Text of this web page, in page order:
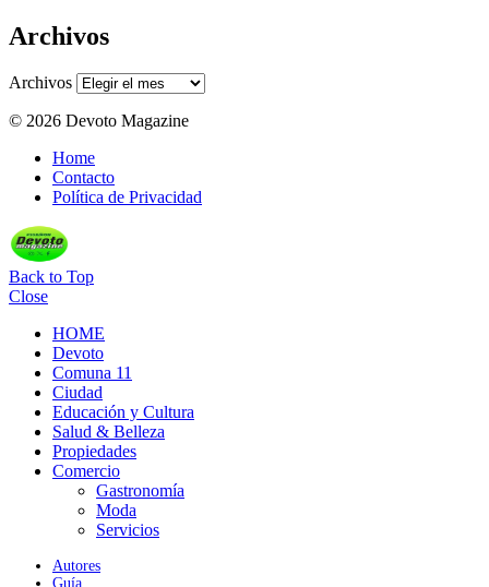
Archivos
Archivos
© 2026 Devoto Magazine
Home
Contacto
Política de Privacidad
Back to Top
Close
HOME
Devoto
Comuna 11
Ciudad
Educación y Cultura
Salud & Belleza
Propiedades
Comercio
Gastronomía
Moda
Servicios
Autores
Guía